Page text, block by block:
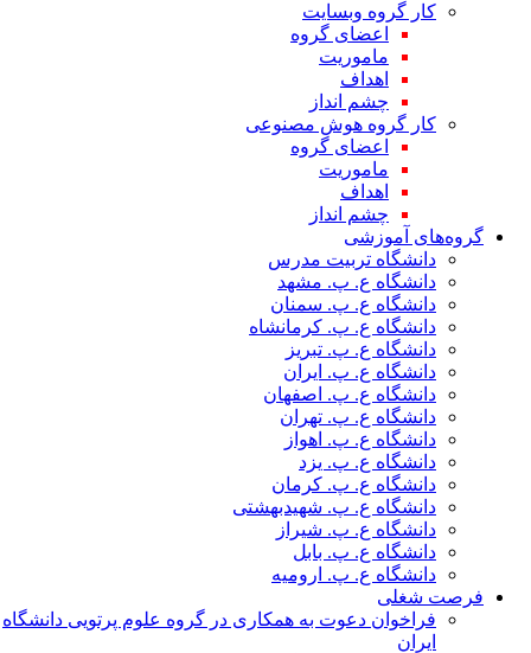
کار گروه وبسایت
اعضای گروه
ماموریت
اهداف
چشم انداز
کار گروه هوش مصنوعی
اعضای گروه
ماموریت
اهداف
چشم انداز
گروه‌های آموزشی
دانشگاه تربیت مدرس
دانشگاه ع. پ. مشهد
دانشگاه ع. پ. سمنان
دانشگاه ع. پ. کرمانشاه
دانشگاه ع. پ. تبریز
دانشگاه ع. پ. ایران
دانشگاه ع. پ. اصفهان
دانشگاه ع. پ. تهران
دانشگاه ع. پ. اهواز
دانشگاه ع. پ. یزد
دانشگاه ع. پ. کرمان
دانشگاه ع. پ. شهید‌بهشتی
دانشگاه ع. پ. شیراز
دانشگاه ع. پ. بابل
دانشگاه ع. پ. ارومیه
فرصت شغلی
فراخوان دعوت به همکاری در گروه علوم پرتویی دانشگاه
ایران